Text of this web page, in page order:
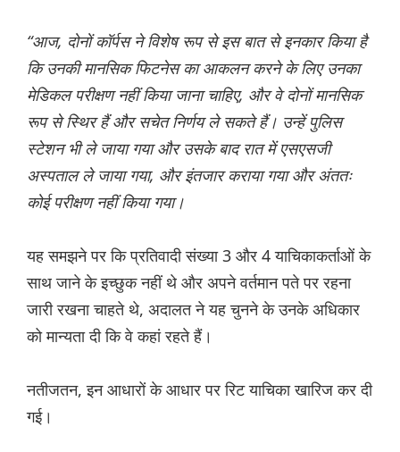
“आज, दोनों कॉर्पस ने विशेष रूप से इस बात से इनकार किया है
कि उनकी मानसिक फिटनेस का आकलन करने के लिए उनका
मेडिकल परीक्षण नहीं किया जाना चाहिए, और वे दोनों मानसिक
रूप से स्थिर हैं और सचेत निर्णय ले सकते हैं। उन्हें पुलिस
स्टेशन भी ले जाया गया और उसके बाद रात में एसएसजी
अस्पताल ले जाया गया, और इंतजार कराया गया और अंततः
कोई परीक्षण नहीं किया गया।
यह समझने पर कि प्रतिवादी संख्या 3 और 4 याचिकाकर्ताओं के
साथ जाने के इच्छुक नहीं थे और अपने वर्तमान पते पर रहना
जारी रखना चाहते थे, अदालत ने यह चुनने के उनके अधिकार
को मान्यता दी कि वे कहां रहते हैं।
नतीजतन, इन आधारों के आधार पर रिट याचिका खारिज कर दी
गई।